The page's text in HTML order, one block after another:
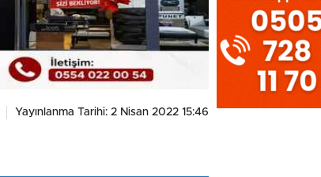
Yayınlanma Tarihi: 2 Nisan 2022 15:46